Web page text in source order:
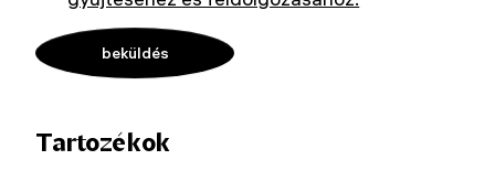
Tartozékok